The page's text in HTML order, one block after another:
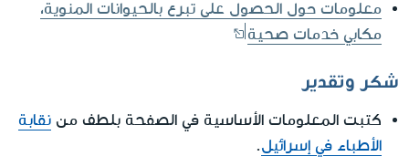
معلومات حول الحصول على تبرع بالحيوانات المنوية،
مكابي خدمات صحية
شكر وتقدير
كتبت المعلومات الأساسية في الصفحة بلطف من نقابة
الأطباء في إسرائيل.